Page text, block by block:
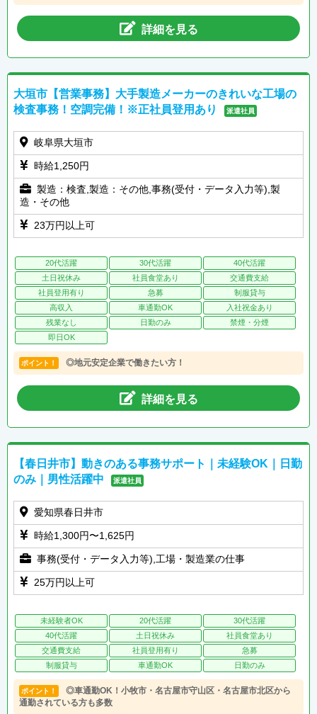
詳細を見る
大垣市【営業事務】大手製造メーカーのきれいな工場の
検査事務！空調完備！※正社員登用あり
派遣社員
岐阜県大垣市
時給1,250円
製造：検査,製造：その他,事務(受付・データ入力等),製
造・その他
23万円以上可
20代活躍 30代活躍
40代活躍
土日祝休み
社員食堂あり
交通費支給
社員登用有り
急募
制服貸与
高収入
車通勤OK
入社祝金あり
残業なし
日勤のみ
禁煙・分煙
即日OK
ポイント！ ◎地元安定企業で働きたい方！
詳細を見る
【春日井市】動きのある事務サポート｜未経験OK｜日勤
のみ｜男性活躍中
派遣社員
愛知県春日井市
時給1,300円〜1,625円
事務(受付・データ入力等),工場・製造業の仕事
25万円以上可
未経験者OK 20代活躍
30代活躍
40代活躍
土日祝休み
社員食堂あり
交通費支給
社員登用有り
急募
制服貸与
車通勤OK 日勤のみ
ポイント！
◎車通勤OK！小牧市・名古屋市守山区・名古屋市北区から
通勤されている方も多数